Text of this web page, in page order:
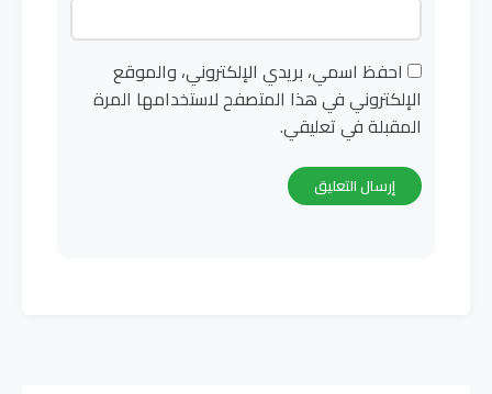
احفظ اسمي، بريدي الإلكتروني، والموقع
الإلكتروني في هذا المتصفح لاستخدامها المرة
المقبلة في تعليقي.